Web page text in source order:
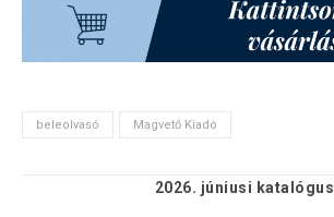
beleolvasó Magvető Kiadó
2026. júniusi katalógus